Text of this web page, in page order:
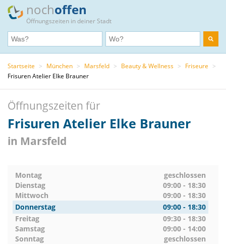
nochoffen
Öffnungszeiten in deiner Stadt
Startseite > München > Marsfeld > Beauty & Wellness > Friseure >
Frisuren Atelier Elke Brauner
Öffnungszeiten für
Frisuren Atelier Elke Brauner
in Marsfeld
Montag
geschlossen
Dienstag
09:00 - 18:30
Mittwoch
09:00 - 18:30
Donnerstag
09:00 - 18:30
Freitag
09:30 - 18:30
Samstag
09:00 - 14:00
Sonntag
geschlossen